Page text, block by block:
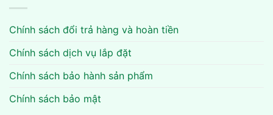
Chính sách đổi trả hàng và hoàn tiền
Chính sách dịch vụ lắp đặt
Chính sách bảo hành sản phẩm
Chính sách bảo mật